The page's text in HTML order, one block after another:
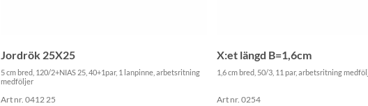
Jordrök 25X25
5 cm bred, 120/2+NIAS 25, 40+1par, 1 lanpinne, arbetsritning
medföljer
Art nr. 0412 25
X:et längd B=1,6cm
1,6 cm bred, 50/3, 11 par, arbetsritning
Art nr. 0254